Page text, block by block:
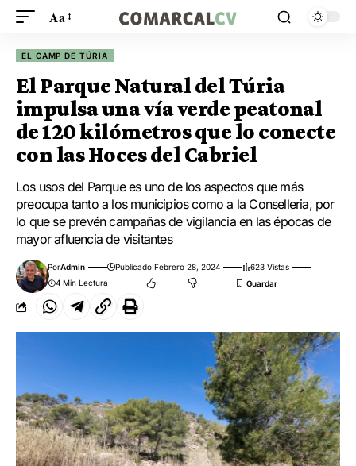
Aa
EL CAMP DE TÚRIA
El Parque Natural del Túria
impulsa una vía verde peatonal
de 120 kilómetros que lo conecte
con las Hoces del Cabriel
Los usos del Parque es uno de los aspectos que más
preocupa tanto a los municipios como a la Conselleria, por
lo que se prevén campañas de vigilancia en las épocas de
mayor afluencia de visitantes
PorAdmin Publicado Febrero 28, 2024
623 Vistas
4 Min Lectura